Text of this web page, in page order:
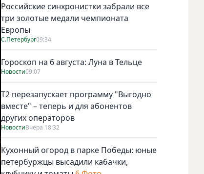
Российские синхронистки забрали все
три золотые медали чемпионата
Европы
С.Петербург09:34
Гороскоп на 6 августа: Луна в Тельце
Новости09:07
Т2 перезапускает программу "Выгодно
вместе" – теперь и для абонентов
других операторов
НовостиВчера 18:32
Кухонный огород в парке Победы: юные
петербуржцы высадили кабачки,